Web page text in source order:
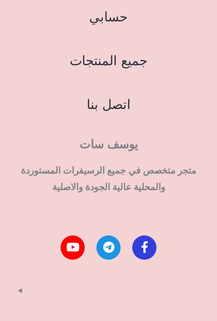
حسابي
جميع المنتجات
اتصل بنا
يوسف سات
متجر متخصص في جميع الرسيفرات المستوردة
والمحلية عالية الجودة والاصلية